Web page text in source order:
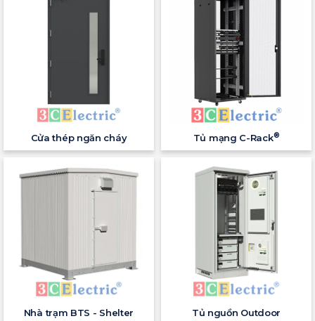
Cửa thép ngăn cháy Tủ mạng C-Rack®
Nhà trạm BTS - Shelter Tủ nguồn Outdoor